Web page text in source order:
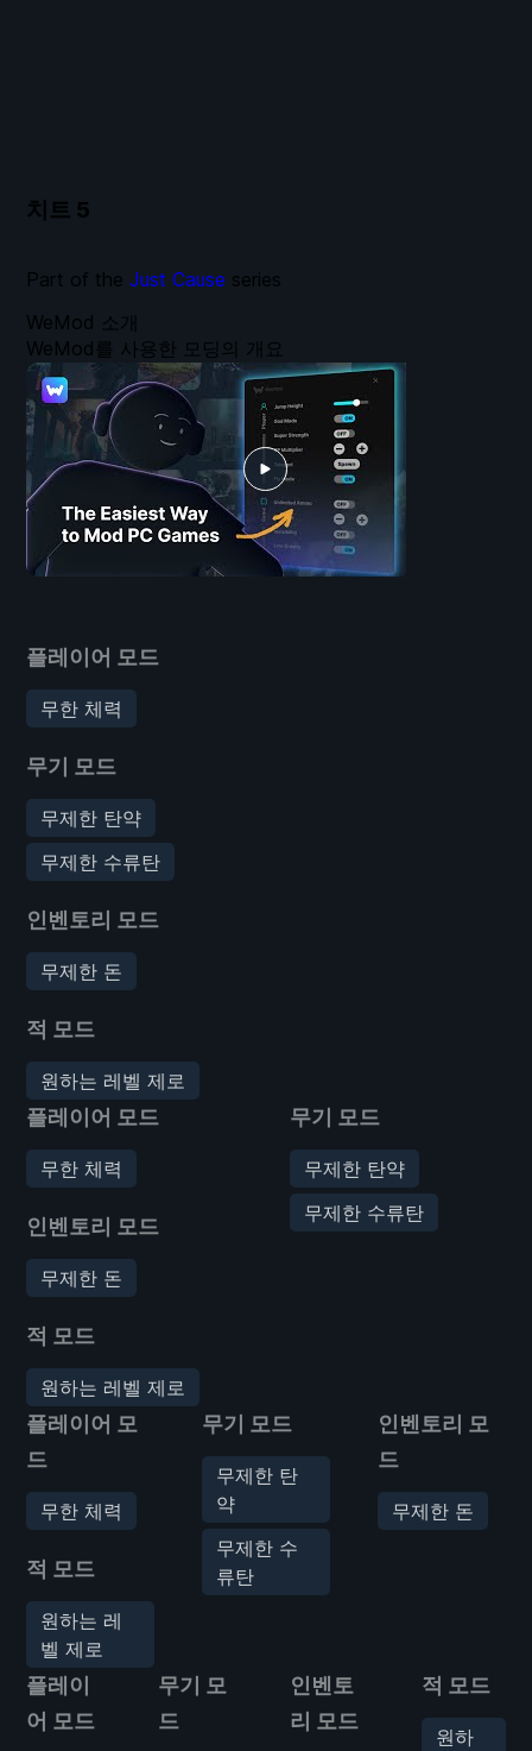
치트 5
플레이어 모드
무한 체력
무기 모드
무제한 탄약
무제한 수류탄
인벤토리 모드
무제한 돈
적 모드
원하는 레벨 제로
플레이어 모드
무한 체력
인벤토리 모드
무제한 돈
적 모드
원하는 레벨 제로
무기 모드
무제한 탄약
무제한 수류탄
플레이어 모
드
무한 체력
적 모드
원하는 레
벨 제로
무기 모드
무제한 탄
약
무제한 수
류탄
인벤토리 모
드
무제한 돈
플레이
어 모드
무기 모
드
인벤토
리 모드
적 모드
원하
WeMod 소개
WeMod를 사용한 모딩의 개요
Part of the Just Cause series